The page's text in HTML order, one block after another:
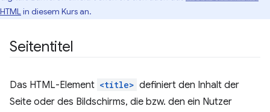
HTMLin diesem Kurs an.
Seitentitel
Das HTML-Element <title> definiert den Inhalt der
Seite oder des Bildschirms, die bzw. den ein Nutzer